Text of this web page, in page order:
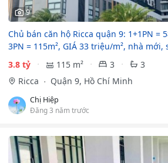
9
Chủ bán căn hộ Ricca quận 9: 1+1PN =
3PN = 115m², GIÁ 33 triệu/m², nhà mới,
3.8 tỷ
115 m² 3
3
Ricca
Quận 9, Hồ Chí Minh
Chị Hiệp
Đăng 3 năm trước